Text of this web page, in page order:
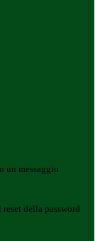
un messaggio
della password